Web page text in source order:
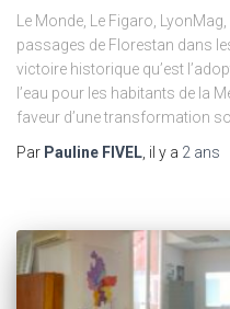
Le Monde, Le Figaro,
passages de Florestan dans
victoire historique qu’est
l’eau pour les habitants de la
faveur d’une transformation
Par Pauline FIVEL, il y a 2 ans